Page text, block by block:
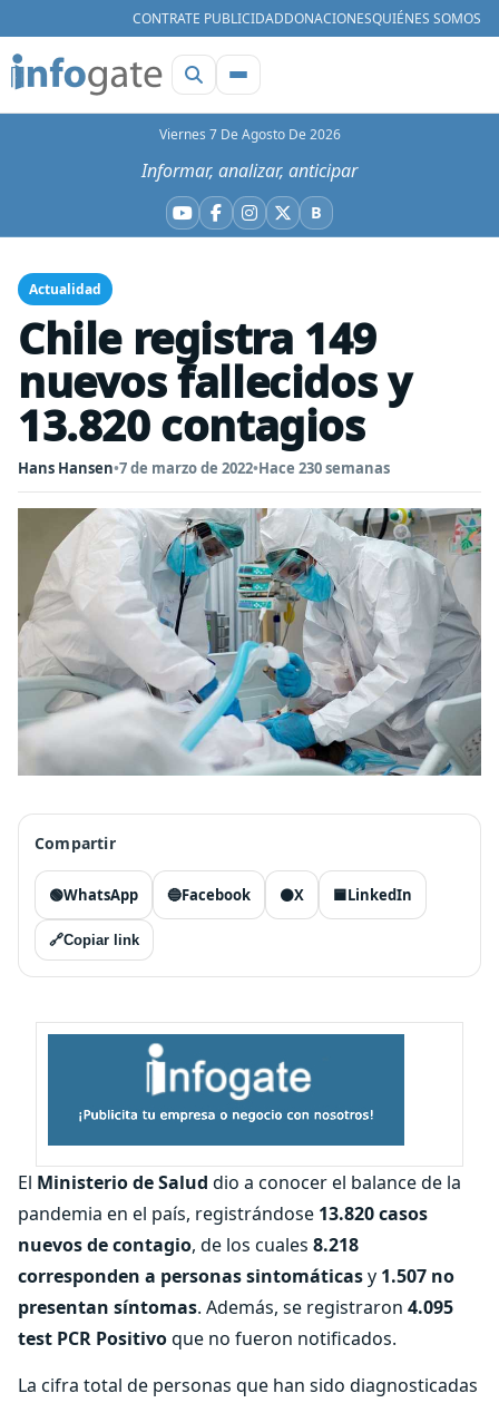
CONTRATE PUBLICIDADDONACIONESQUIÉNES SOMOS
Viernes 7 De Agosto De 2026
Informar, analizar, anticipar
YouTube
Facebook
Instagram
X BBluesky
Actualidad
Chile registra 149
nuevos fallecidos y
13.820 contagios
Hans Hansen•7 de marzo de 2022•Hace 230 semanas
Compartir
🟢WhatsApp 🔵Facebook ⚫X 🟦LinkedIn
🔗Copiar link
El Ministerio de Salud dio a conocer el balance de la
pandemia en el país, registrándose 13.820 casos
nuevos de contagio, de los cuales 8.218
corresponden a personas sintomáticasy 1.507 no
presentan síntomas. Además, se registraron 4.095
test PCR Positivoque no fueron notificados.
La cifra total de personas que han sido diagnosticadas